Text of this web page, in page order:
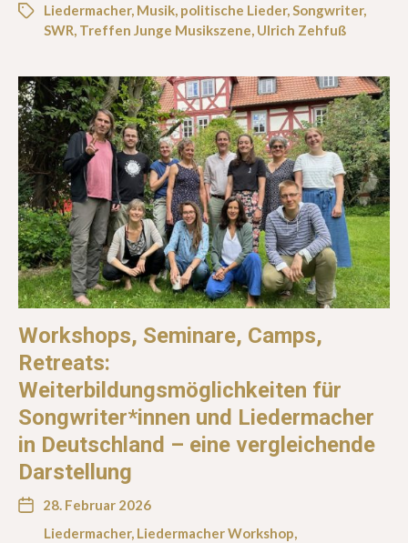
Liedermacher, Musik, politische Lieder,Songwriter,
SWR, Treffen Junge Musikszene, Ulrich Zehfuß
Workshops, Seminare, Camps,
Retreats:
Weiterbildungsmöglichkeiten für
Songwriter*innen und Liedermacher
in Deutschland – eine vergleichende
Darstellung
28. Februar 2026
Liedermacher, Liedermacher Workshop,